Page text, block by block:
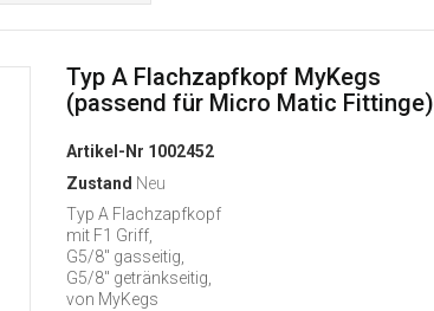
Typ A Flachzapfkopf MyKegs
(passend für Micro Matic Fittinge)
Artikel-Nr 1002452
Zustand Neu
Typ A Flachzapfkopf
mit F1 Griff,
G5/8" gasseitig,
G5/8" getränkseitig,
von MyKegs